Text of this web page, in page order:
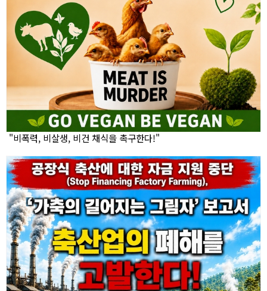
"비폭력, 비살생, 비건 채식을 촉구한다!"